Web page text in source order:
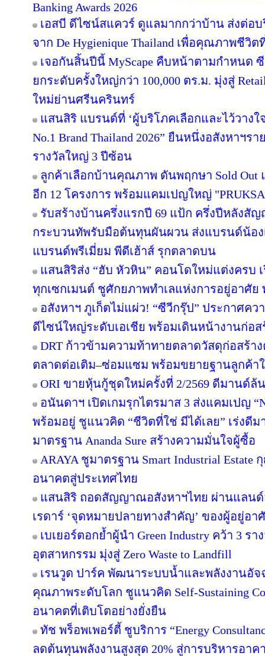
Banking Awards 2026
เอสบี ดีไซน์สแควร์ ดูแลมากกว่าบ้าน ส่งต่อ
จาก De Hygienique Thailand เพื่อคุณภาพชี
เจอกันสิ้นปีนี้ MyScape คืบหน้าตามกำหนด
ยกระดับครั้งใหญ่กว่า 100,000 ตร.ม. มุ่งสู่
ใหม่ย่านศรีนครินทร์
แสนสิริ แบรนด์ที่ ‘ผู้บริโภคเลือกและไว้วางใ
No.1 Brand Thailand 2026” ยืนหนึ่งอสังหาฯร
รางวัลใหญ่ 3 ปีซ้อน
ลูกค้าเลือกบ้านคุณภาพ ดันพฤกษา Sold Out
อีก 12 โครงการ พร้อมแคมเปญใหญ่ "PRUKSA
รับสร้างบ้านครึ่งแรกปี 69 แป้ก ครึ่งปีหลัง
กระบวนทัพรับมือต้นทุนผันผวน ส่งแบรนด์น้อง
แบรนด์พรีเมี่ยม พีดีเฮ้าส์ รุกตลาดบน
แสนสิริส่ง “ฮับ หัวหิน” คอนโดใหม่แต่งครบ
ทุกเซกเมนต์ ชูศักยภาพทำเลแห่งการอยู่อาศั
อสังหาฯ ภูเก็ตไม่แผ่ว! “ซีวีกรุ๊ป” ประกาศคว
ดีไซน์ใหญ่ระดับเอเชีย พร้อมเดินหน้างานก่อส
DRT ก้าวข้ามความท้าทายตลาดวัสดุก่อสร้า
ตลาดต่อเติม–ซ่อมแซม พร้อมขยายฐานลูกค้
ORI ขายหุ้นกู้ชุดใหม่ครั้งที่ 2/2569 ดีมานด์ล้
อนันดาฯ เปิดเกมรุกไตรมาส 3 ส่งแคมเปญ
พร้อมอยู่ ชูแนวคิด “ชีวิตที่ใช่ มีได้เลย” เร่งดี
มาตรฐาน Ananda Sure สร้างความมั่นใจผู้ซื้อ
ARAYA ชูมาตรฐาน Smart Industrial
อนาคตสู่ประเทศไทย
แสนสิริ ถอดสัญญาณอสังหาฯไทย ผ่านแลนด์
เรดาร์ ‘จุดหมายปลายทางสำคัญ’ ของผู้อยู่อ
เบเยอร์ตอกย้ำผู้นำ Green Industry คว้า 3 ร
อุตสาหกรรม มุ่งสู่ Zero Waste to Landfill
เรนวูด ปาร์ค พัฒนาระบบน้ำและพลังงานอั
คุณภาพระดับโลก ชูแนวคิด Self-Sustaining
อนาคตที่เติบโตอย่างยั่งยืน
ทัช พร็อพเพอร์ตี้ ชูบริการ “Energy
ลดต้นทุนพลังงานสูงสุด 20% สู่การบริหารอาค